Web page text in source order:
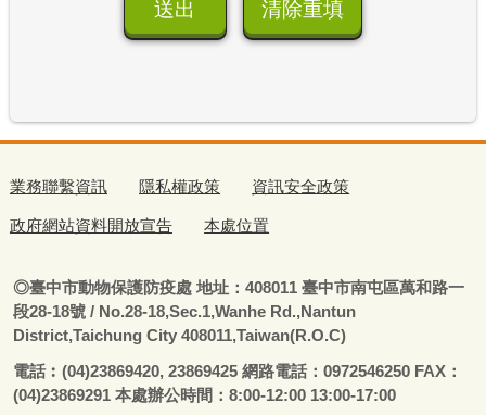
業務聯繫資訊 隱私權政策 資訊安全政策
政府網站資料開放宣告 本處位置
◎臺中市動物保護防疫處地址：408011 臺中市南屯區萬和路一
段28-18號 / No.28-18,Sec.1,Wanhe Rd.,Nantun
District,Taichung City 408011,Taiwan(R.O.C)
電話︰ (04)23869420, 23869425 網路電話：0972546250 FAX：
(04)23869291 本處辦公時間：8:00-12:00 13:00-17:00